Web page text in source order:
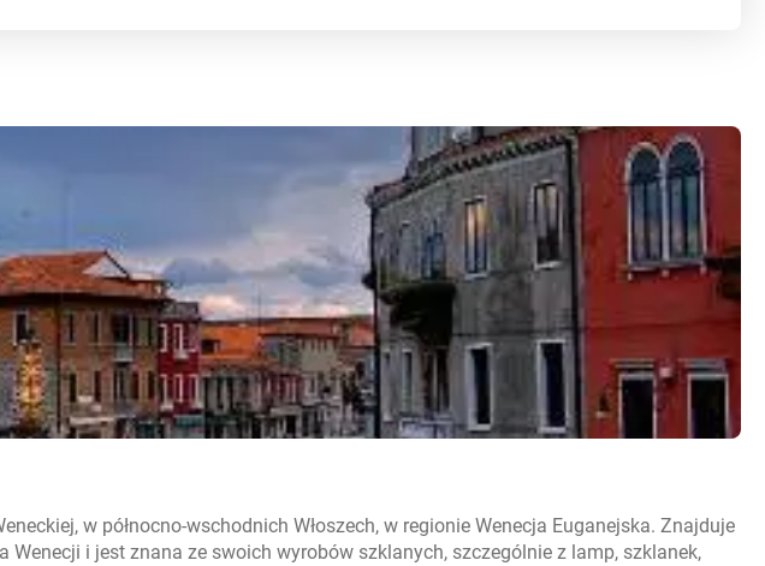
w północno-wschodnich Włoszech, w regionie Wenecja Euganejska. Znajduje
Wenecji i jest znana ze swoich wyrobów szklanych, szczególnie z lamp, szklanek,